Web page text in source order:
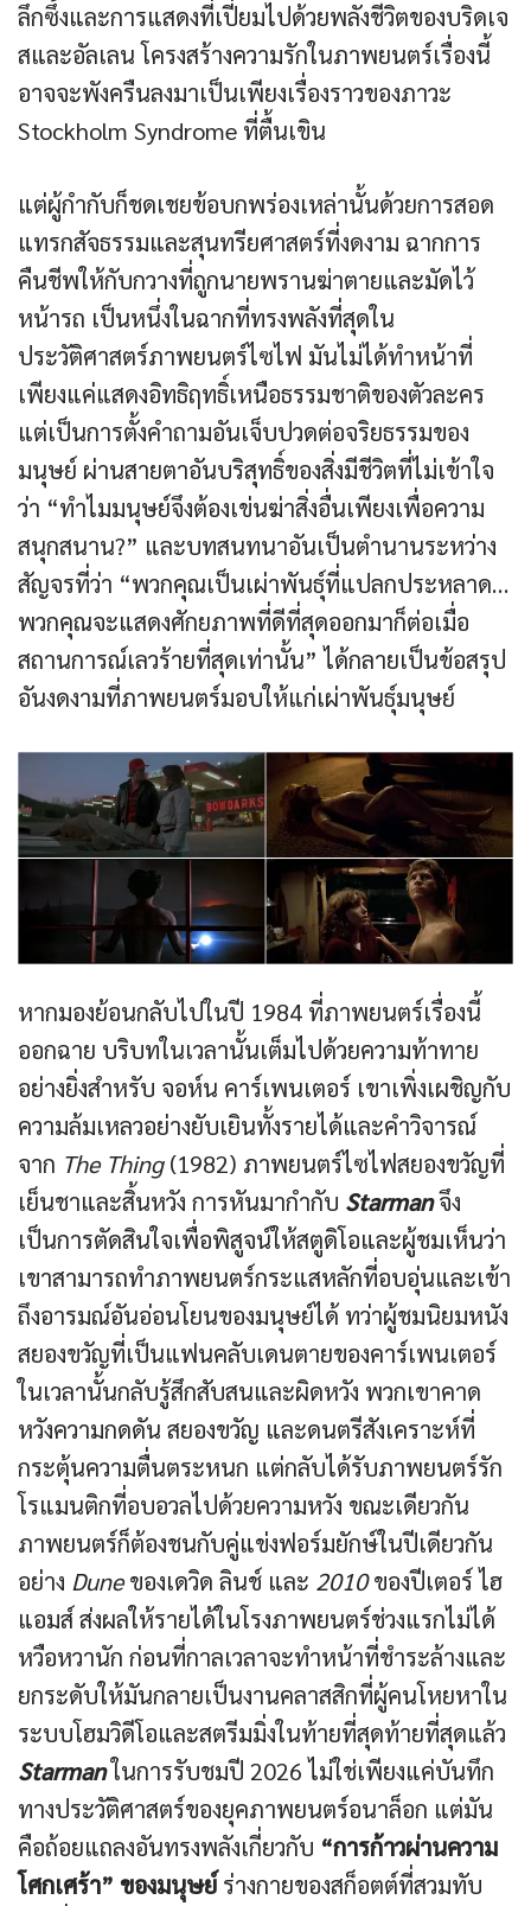
ลึกซึ้งและการแสดงที่เปี่ยมไปด้วยพลังชีวิตของบริดเจ
สและอัลเลน โครงสร้างความรักในภาพยนตร์เรื่องนี้
อาจจะพังครืนลงมาเป็นเพียงเรื่องราวของภาวะ
Stockholm Syndrome ที่ตื้นเขิน
แต่ผู้กำกับก็ชดเชยข้อบกพร่องเหล่านั้นด้วยการสอด
แทรกสัจธรรมและสุนทรียศาสตร์ที่งดงาม ฉากการ
คืนชีพให้กับกวางที่ถูกนายพรานฆ่าตายและมัดไว้
หน้ารถ เป็นหนึ่งในฉากที่ทรงพลังที่สุดใน
ประวัติศาสตร์ภาพยนตร์ไซไฟ มันไม่ได้ทำหน้าที่
เพียงแค่แสดงอิทธิฤทธิ์เหนือธรรมชาติของตัวละคร
แต่เป็นการตั้งคำถามอันเจ็บปวดต่อจริยธรรมของ
มนุษย์ ผ่านสายตาอันบริสุทธิ์ของสิ่งมีชีวิตที่ไม่เข้าใจ
ว่า “ทำไมมนุษย์จึงต้องเข่นฆ่าสิ่งอื่นเพียงเพื่อความ
สนุกสนาน?” และบทสนทนาอันเป็นตำนานระหว่าง
สัญจรที่ว่า “พวกคุณเป็นเผ่าพันธุ์ที่แปลกประหลาด…
พวกคุณจะแสดงศักยภาพที่ดีที่สุดออกมาก็ต่อเมื่อ
สถานการณ์เลวร้ายที่สุดเท่านั้น” ได้กลายเป็นข้อสรุป
อันงดงามที่ภาพยนตร์มอบให้แก่เผ่าพันธุ์มนุษย์
หากมองย้อนกลับไปในปี 1984 ที่ภาพยนตร์เรื่องนี้
ออกฉาย บริบทในเวลานั้นเต็มไปด้วยความท้าทาย
อย่างยิ่งสำหรับ จอห์น คาร์เพนเตอร์ เขาเพิ่งเผชิญกับ
ความล้มเหลวอย่างยับเยินทั้งรายได้และคำวิจารณ์
จาก The Thing(1982) ภาพยนตร์ไซไฟสยองขวัญที่
เย็นชาและสิ้นหวัง การหันมากำกับ Starmanจึง
เป็นการตัดสินใจเพื่อพิสูจน์ให้สตูดิโอและผู้ชมเห็นว่า
เขาสามารถทำภาพยนตร์กระแสหลักที่อบอุ่นและเข้า
ถึงอารมณ์อันอ่อนโยนของมนุษย์ได้ ทว่าผู้ชมนิยมหนัง
สยองขวัญที่เป็นแฟนคลับเดนตายของคาร์เพนเตอร์
ในเวลานั้นกลับรู้สึกสับสนและผิดหวัง พวกเขาคาด
หวังความกดดัน สยองขวัญ และดนตรีสังเคราะห์ที่
กระตุ้นความตื่นตระหนก แต่กลับได้รับภาพยนตร์รัก
โรแมนติกที่อบอวลไปด้วยความหวัง ขณะเดียวกัน
ภาพยนตร์ก็ต้องชนกับคู่แข่งฟอร์มยักษ์ในปีเดียวกัน
อย่าง Duneของเดวิด ลินช์ และ 2010ของปีเตอร์ ไฮ
แอมส์ ส่งผลให้รายได้ในโรงภาพยนตร์ช่วงแรกไม่ได้
หวือหวานัก ก่อนที่กาลเวลาจะทำหน้าที่ชำระล้างและ
ยกระดับให้มันกลายเป็นงานคลาสสิกที่ผู้คนโหยหาใน
ระบบโฮมวิดีโอและสตรีมมิ่งในท้ายที่สุดท้ายที่สุดแล้ว
Starmanในการรับชมปี 2026 ไม่ใช่เพียงแค่บันทึก
ทางประวัติศาสตร์ของยุคภาพยนตร์อนาล็อก แต่มัน
คือถ้อยแถลงอันทรงพลังเกี่ยวกับ “การก้าวผ่านความ
โศกเศร้า” ของมนุษย์ ร่างกายของสก็อตต์ที่สวมทับ